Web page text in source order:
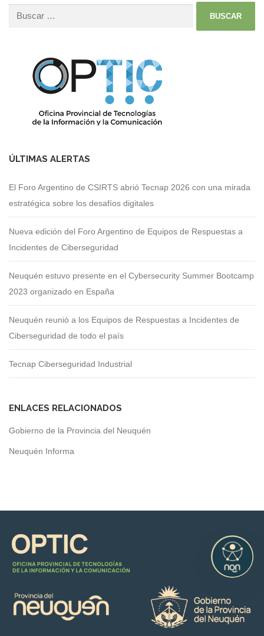
ÚLTIMAS ALERTAS
El Foro Argentino de CSIRTS abrió Tecnap 2026 con una mirada
estratégica sobre los desafíos digitales
Nueva edición del Foro Argentino de Equipos de Respuestas a
Incidentes de Ciberseguridad
Neuquén estuvo presente en el Cybersecurity Summer Bootcamp
2023 organizado en España
Neuquén reunió a los Equipos de Respuestas a Incidentes de
Ciberseguridad de todo el país
Tecnap Ciberseguridad Industrial
ENLACES RELACIONADOS
Gobierno de la Provincia del Neuquén
Neuquén Informa